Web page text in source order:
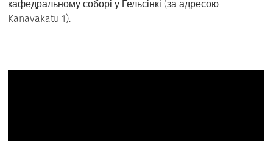
кафедральному соборі у Гельсінкі (за адресою
Kanavakatu 1).